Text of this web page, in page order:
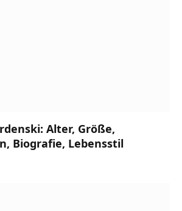
Alter, Größe,
Biografie, Lebensstil